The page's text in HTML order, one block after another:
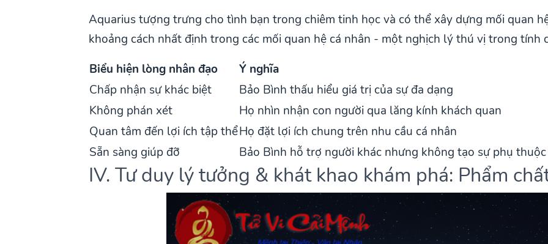
Aquarius tượng trưng cho tình bạn trong chiêm tinh học và có thể xây dựng mối quan
khoảng cách nhất định trong các mối quan hệ cá nhân - một nghịch lý thú vị trong tính
Biểu hiện lòng nhân đạo
Ý nghĩa
Chấp nhận sự khác biệt
Bảo Bình thấu hiểu giá trị của sự đa dạng
Không phán xét
Họ nhìn nhận con người qua lăng kính khách quan
Quan tâm đến lợi ích tập thểHọ đặt lợi ích chung trên nhu cầu cá nhân
Sẵn sàng giúp đỡ
Bảo Bình hỗ trợ người khác nhưng không tạo sự phụ thuộc
IV. Tư duy lý tưởng & khát khao khám phá: Phẩm